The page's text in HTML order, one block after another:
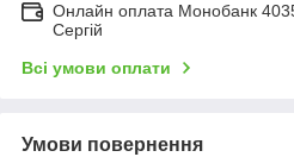
Онлайн оплата Монобанк
Сергій
Всі умови оплати
Умови повернення